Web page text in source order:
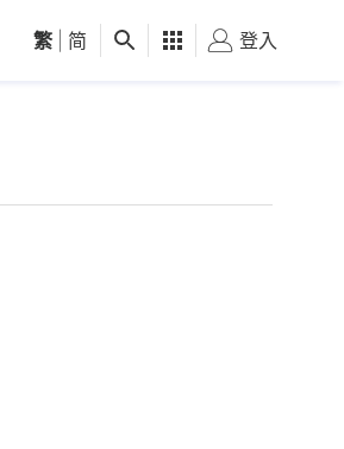
觀點 健康 好食玩飛
繁 简 登入